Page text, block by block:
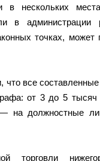
нескольких
в администрации
точках, может
что все
от 3 до 5
на должностные
торговли